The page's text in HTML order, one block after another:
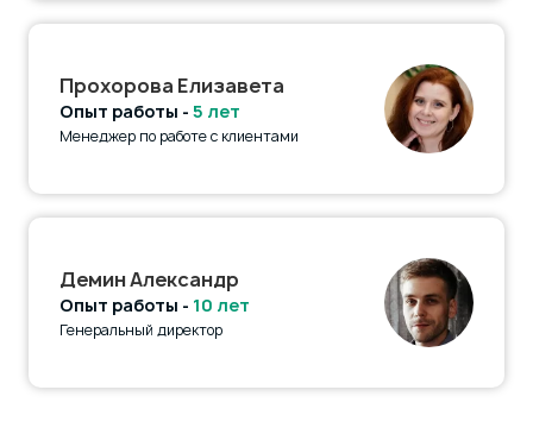
Прохорова Елизавета
Опыт работы - 5 лет
Менеджер по работе с клиентами
Демин Александр
Опыт работы - 10 лет
Генеральный директор